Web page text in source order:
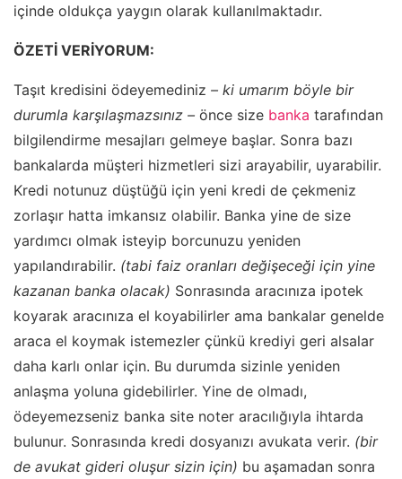
içinde oldukça yaygın olarak kullanılmaktadır.
ÖZETİ VERİYORUM:
Taşıt kredisini ödeyemediniz – ki umarım böyle bir
durumla karşılaşmazsınız – önce size banka tarafından
bilgilendirme mesajları gelmeye başlar. Sonra bazı
bankalarda müşteri hizmetleri sizi arayabilir, uyarabilir.
Kredi notunuz düştüğü için yeni kredi de çekmeniz
zorlaşır hatta imkansız olabilir. Banka yine de size
yardımcı olmak isteyip borcunuzu yeniden
yapılandırabilir. (tabi faiz oranları değişeceği için yine
kazanan banka olacak) Sonrasında aracınıza ipotek
koyarak aracınıza el koyabilirler ama bankalar genelde
araca el koymak istemezler çünkü krediyi geri alsalar
daha karlı onlar için. Bu durumda sizinle yeniden
anlaşma yoluna gidebilirler. Yine de olmadı,
ödeyemezseniz banka site noter aracılığıyla ihtarda
bulunur. Sonrasında kredi dosyanızı avukata verir. (bir
de avukat gideri oluşur sizin için) bu aşamadan sonra